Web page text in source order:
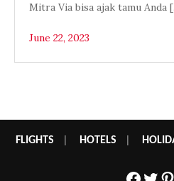
Mitra Via bisa ajak tamu Anda
June 22, 2023
FLIGHTS HOTELS